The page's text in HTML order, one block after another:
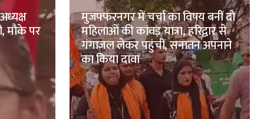
मौके पर
मुजफ्फरनगर में चर्चा का विषय बनीं दो
महिलाओं की कांवड़ यात्रा, हरिद्वार से
गंगाजल लेकर पहुंचीं, सनातन अपनाने
का किया दावा